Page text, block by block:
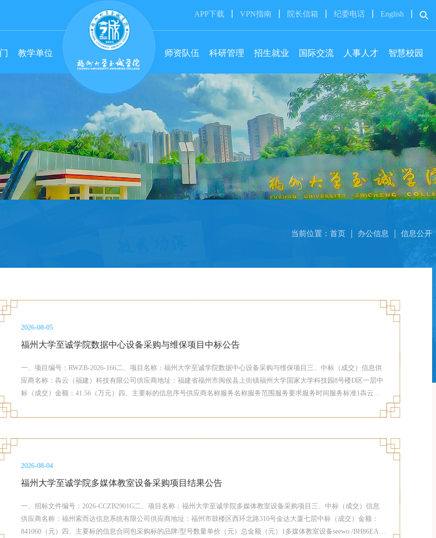
APP下载 VPN指南 院长信箱 纪委电话 English
教学单位 师资队伍 科研管理 招生就业 国际交流 人事人才 智慧校园
当前位置： 首页 办公信息 信息公开
2026-08-05
福州大学至诚学院数据中心设备采购与维保项目中标公告
一、项目编号：RWZB-2026-166二、项目名称：福州大学至诚学院数据中心设备采购与维保项目三、中标（成交）信息供
应商名称：犇云（福建）科技有限公司供应商地址：福建省福州市闽侯县上街镇福州大学国家大学科技园8号楼D区一层中
标（成交）金额：41.56（万元）四、主要标的信息序号供应商名称服务名称服务范围服务要求服务时间服务标准1犇云
据中心信息设备维保服务等，具体详见招标文件。自合同签订之日起1年。对所有硬件参保做日常保养、系统维护、性能调
邦元(采购人代表)六、代理服务收费标准及金额：本项目代理费收费标准：1）以本项目采购包中标金额为计费基数，按照
标通知书之前以转账等付款方式一次性付清。公司账户：开户银行：福建海峡银行股份有限公司福州鼓楼支行；开户名
称：福建榕卫招
2026-08-04
福州大学至诚学院多媒体教室设备采购项目结果公告
一、招标文件编号：2026-CCZB2901G二、项目名称：福州大学至诚学院多媒体教室设备采购项目三、中标（成交）信息
供应商名称：福州索而达信息系统有限公司供应商地址：福州市鼓楼区西环北路310号金达大厦七层中标（成交）金额：
841060（元）四、主要标的信息合同包采购标的品牌/型号数量单价（元）总金额（元）1多媒体教室设备seewo /BH86EA；